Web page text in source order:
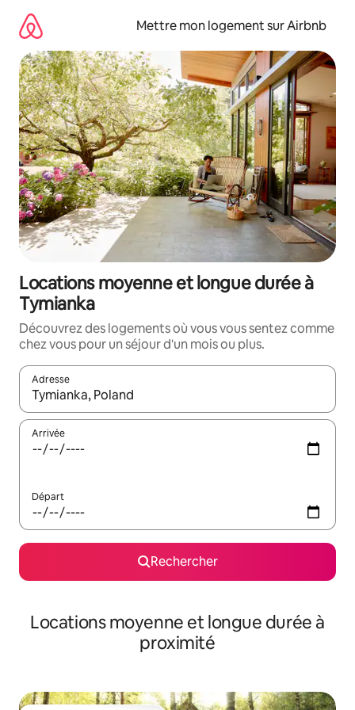
directement
contenu
Mettre mon logement sur Airbnb
Locations moyenne et longue durée à
Tymianka
Découvrez des logements où vous vous sentez comme
chez vous pour un séjour d'un mois ou plus.
Adresse
Lorsque les résultats s'affichent, utilisez les flèches vers le
Arrivée
Départ
Rechercher
Locations moyenne et longue durée à
proximité